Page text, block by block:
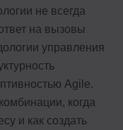
не всегда
на вызовы
управления
Agile.
когда
и как создать